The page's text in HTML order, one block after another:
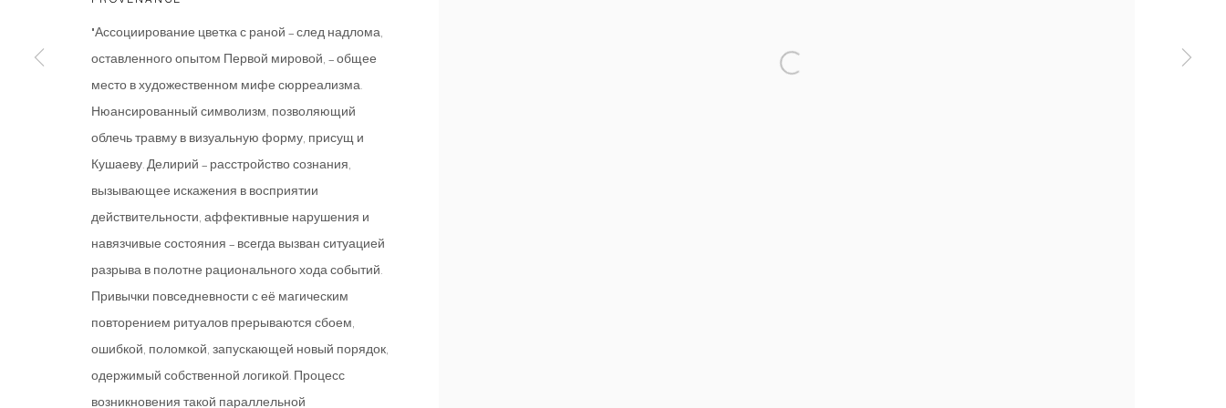
© 2026 ARTWIN GALLERY
"Ассоциирование цветка с раной – след надлома,
оставленного опытом Первой мировой, – общее
место в художественном мифе сюрреализма.
Нюансированный символизм, позволяющий
облечь травму в визуальную форму, присущ и
Кушаеву. Делирий – расстройство сознания,
вызывающее искажения в восприятии
действительности, аффективные нарушения и
навязчивые состояния – всегда вызван ситуацией
разрыва в полотне рационального хода событий.
Привычки повседневности с её магическим
повторением ритуалов прерываются сбоем,
ошибкой, поломкой, запускающей новый порядок,
одержимый собственной логикой. Процесс
возникновения такой параллельной